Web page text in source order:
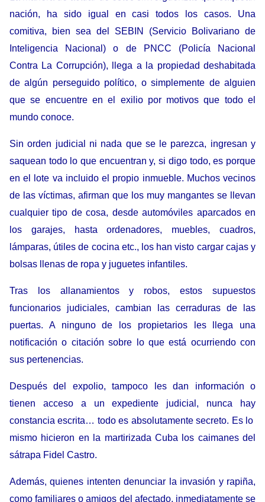
nación, ha sido igual en casi todos los casos. Una
comitiva, bien sea del SEBIN (Servicio Bolivariano de
Inteligencia Nacional) o de PNCC (Policía Nacional
Contra La Corrupción), llega a la propiedad deshabitada
de algún perseguido político, o simplemente de alguien
que se encuentre en el exilio por motivos que todo el
mundo conoce.
Sin orden judicial ni nada que se le parezca, ingresan y
saquean todo lo que encuentran y, si digo todo, es porque
en el lote va incluido el propio inmueble. Muchos vecinos
de las víctimas, afirman que los muy mangantes se llevan
cualquier tipo de cosa, desde automóviles aparcados en
los garajes, hasta ordenadores, muebles, cuadros,
lámparas, útiles de cocina etc., los han visto cargar cajas y
bolsas llenas de ropa y juguetes infantiles.
Tras los allanamientos y robos, estos supuestos
funcionarios judiciales, cambian las cerraduras de las
puertas. A ninguno de los propietarios les llega una
notificación o citación sobre lo que está ocurriendo con
sus pertenencias.
Después del expolio, tampoco les dan información o
tienen acceso a un expediente judicial, nunca hay
constancia escrita… todo es absolutamente secreto. Es lo
mismo hicieron en la martirizada Cuba los caimanes del
sátrapa Fidel Castro.
Además, quienes intenten denunciar la invasión y rapiña,
como familiares o amigos del afectado, inmediatamente se